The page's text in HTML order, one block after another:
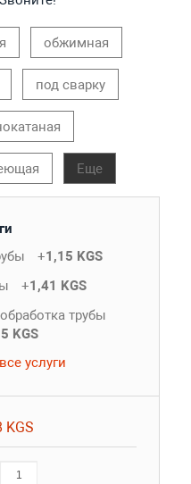
обжимная
под сварку
Еще
+1,15 KGS
+1,41 KGS
трубы
KGS
услуги
KGS